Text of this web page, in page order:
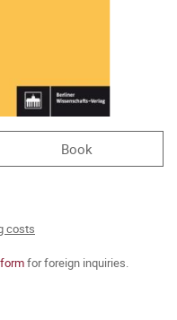
Book
costs
for foreign inquiries.